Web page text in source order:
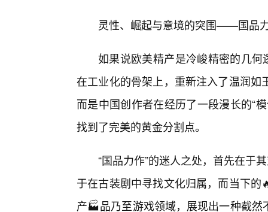
灵性、崛起与意境的突围——国品
如果说欧美精产是冷峻精密的几何
在工业化的骨架上，重新注入了温润
而是中国创作者在经历了一段漫长的“
找到了完美的黄金分割点。
“国品力作”的迷人之处，首先在于
于在古装剧中寻找文化归属，而当下
产🏭品乃至游戏领域，展现出一种截